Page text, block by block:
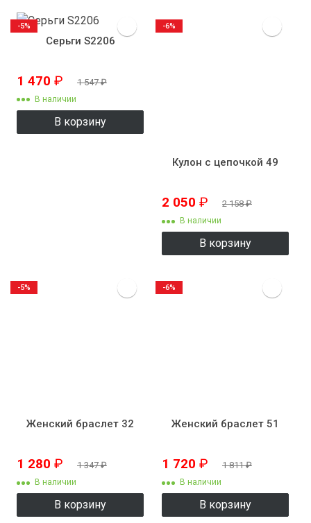
Серьги S2206
1 470 ₽ 1 547₽
В наличии
В корзину
-5%
Кулон с цепочкой 49
2 050 ₽ 2 158₽
В наличии
В корзину
-6%
Женский браслет 32
1 280 ₽ 1 347₽
В наличии
В корзину
-5%
Женский браслет 51
1 720 ₽ 1 811₽
В наличии
В корзину
-6%